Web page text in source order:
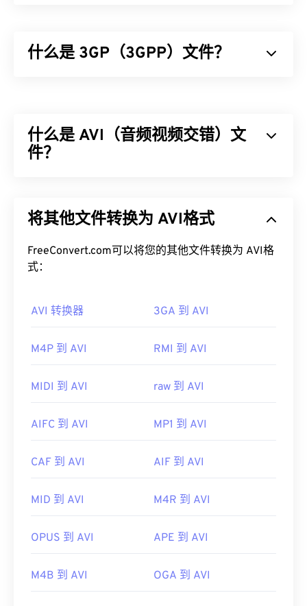
什么是 3GP（3GPP）文件？
UMTS 是一项移动技术，因此 3GP 格式允许 UMTS
网络上的手机通过高速无线连接捕获、保存、传送和
打开 3GP 的最佳应用程序是 AppleQuickTime
然 3GP 是为移动设备设计的，但该文件格式在大多
数操作系统上都可以轻松打开，包括 Linux、Mac 和
3GP 是一种灵活的文件格式，支持通过 3GPP
本 (Timed Text)
提供字幕和副标题。它不支持交互式
如AutoGK。为了提高非移动设备观看时的视频质
开发者： 第三代合作伙伴计划（3GPP）
首次发行：
https://en.wikipedia.org/wiki/3GP_and_3G2
什么是 AVI（音频视频交错）文
件？
助第三方程序，AVI 可以支持章节、字幕、副标题、
如何打开 AVI 文件？
AVI 文件的另一种方法是使用与操作系统兼容的
虽然AVI 文件针对互联网进行了优化，但硬件播放器
媒体播放器。
首次发行：
有用的链接：
https://tools.ietf.org/html/rfc2361
将其他文件转换为 AVI格式
FreeConvert.com可以将您的其他文件转换为 AVI格
式：
AVI 转换器 3GA 到 AVI
M4P 到 AVI RMI 到 AVI
MIDI 到 AVI raw 到 AVI
AIFC 到 AVI MP1 到 AVI
CAF 到 AVI AIF 到 AVI
MID 到 AVI M4R 到 AVI
OPUS 到 AVI APE 到 AVI
M4B 到 AVI OGA 到 AVI